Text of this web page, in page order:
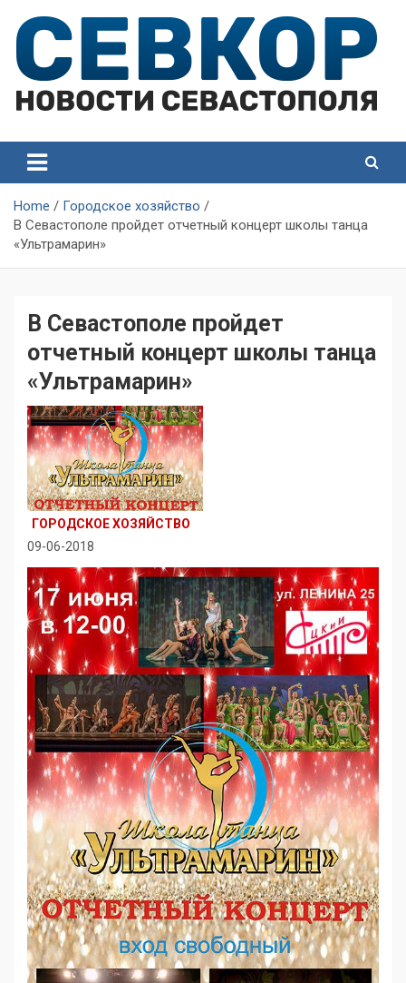
content
Севастополя
Севастополя
Home
Городское хозяйство
В Севастополе пройдет отчетный концерт школы танца
«Ультрамарин»
В Севастополе пройдет
отчетный концерт школы танца
«Ультрамарин»
ГОРОДСКОЕ ХОЗЯЙСТВО
09-06-2018